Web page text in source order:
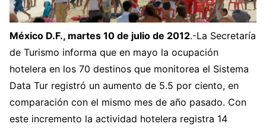
México D.F., martes 10 de julio de 2012.-La Secretaría
de Turismo informa que en mayo la ocupación
hotelera en los 70 destinos que monitorea el Sistema
Data Tur registró un aumento de 5.5 por ciento, en
comparación con el mismo mes de año pasado. Con
este incremento la actividad hotelera registra 14